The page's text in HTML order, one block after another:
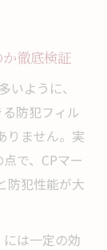
徹底検証
いように、
防犯フィル
りません。実
で、CPマー
防犯性能が大
は一定の効